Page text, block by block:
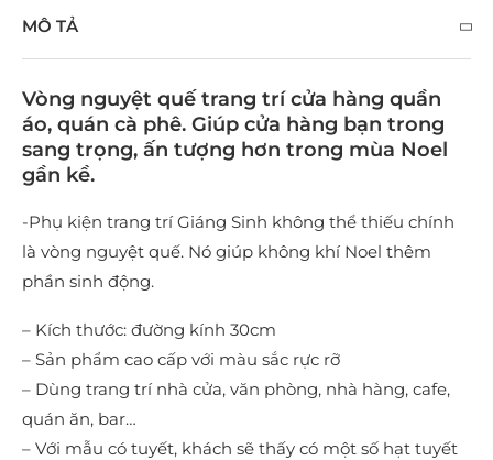
MÔ TẢ
Vòng nguyệt quế trang trí cửa hàng quần
áo, quán cà phê. Giúp cửa hàng bạn trong
sang trọng, ấn tượng hơn trong mùa Noel
gần kề.
-Phụ kiện trang trí Giáng Sinh không thể thiếu chính
là vòng nguyệt quế. Nó giúp không khí Noel thêm
phần sinh động.
– Kích thước: đường kính 30cm
– Sản phẩm cao cấp với màu sắc rực rỡ
– Dùng trang trí nhà cửa, văn phòng, nhà hàng, cafe,
quán ăn, bar…
– Với mẫu có tuyết, khách sẽ thấy có một số hạt tuyết